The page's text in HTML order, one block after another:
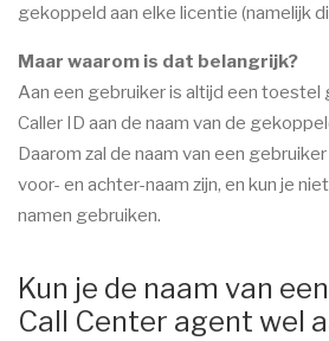
gekoppeld aan elke licentie (namelijk
Maar waarom is dat belangrijk?
Aan een gebruiker is altijd een toestel
Caller ID aan de naam van de
Daarom zal de naam van een
voor- en achter-naam zijn, en kun je
namen gebruiken.
Kun je de naam van
Call Center agent wel